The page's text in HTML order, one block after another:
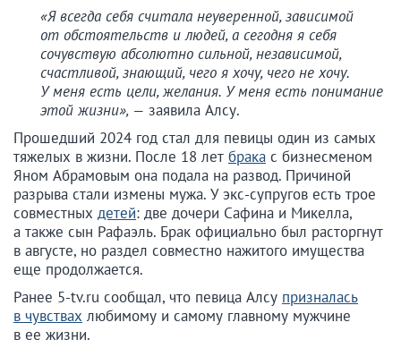
«Я всегда себя считала неуверенной, зависимой
от обстоятельств и людей, а сегодня я себя
сочувствую абсолютно сильной, независимой,
счастливой, знающий, чего я хочу, чего не хочу.
У меня есть цели, желания. У меня есть понимание
этой жизни», — заявила Алсу.
Прошедший 2024 год стал для певицы один из самых
тяжелых в жизни. После 18 лет брака с бизнесменом
Яном Абрамовым она подала на развод. Причиной
разрыва стали измены мужа. У экс-супругов есть трое
совместных детей: две дочери Сафина и Микелла,
а также сын Рафаэль. Брак официально был расторгнут
в августе, но раздел совместно нажитого имущества
еще продолжается.
Ранее 5-tv.ru сообщал, что певица Алсу призналась
в чувствах любимому и самому главному мужчине
в ее жизни.